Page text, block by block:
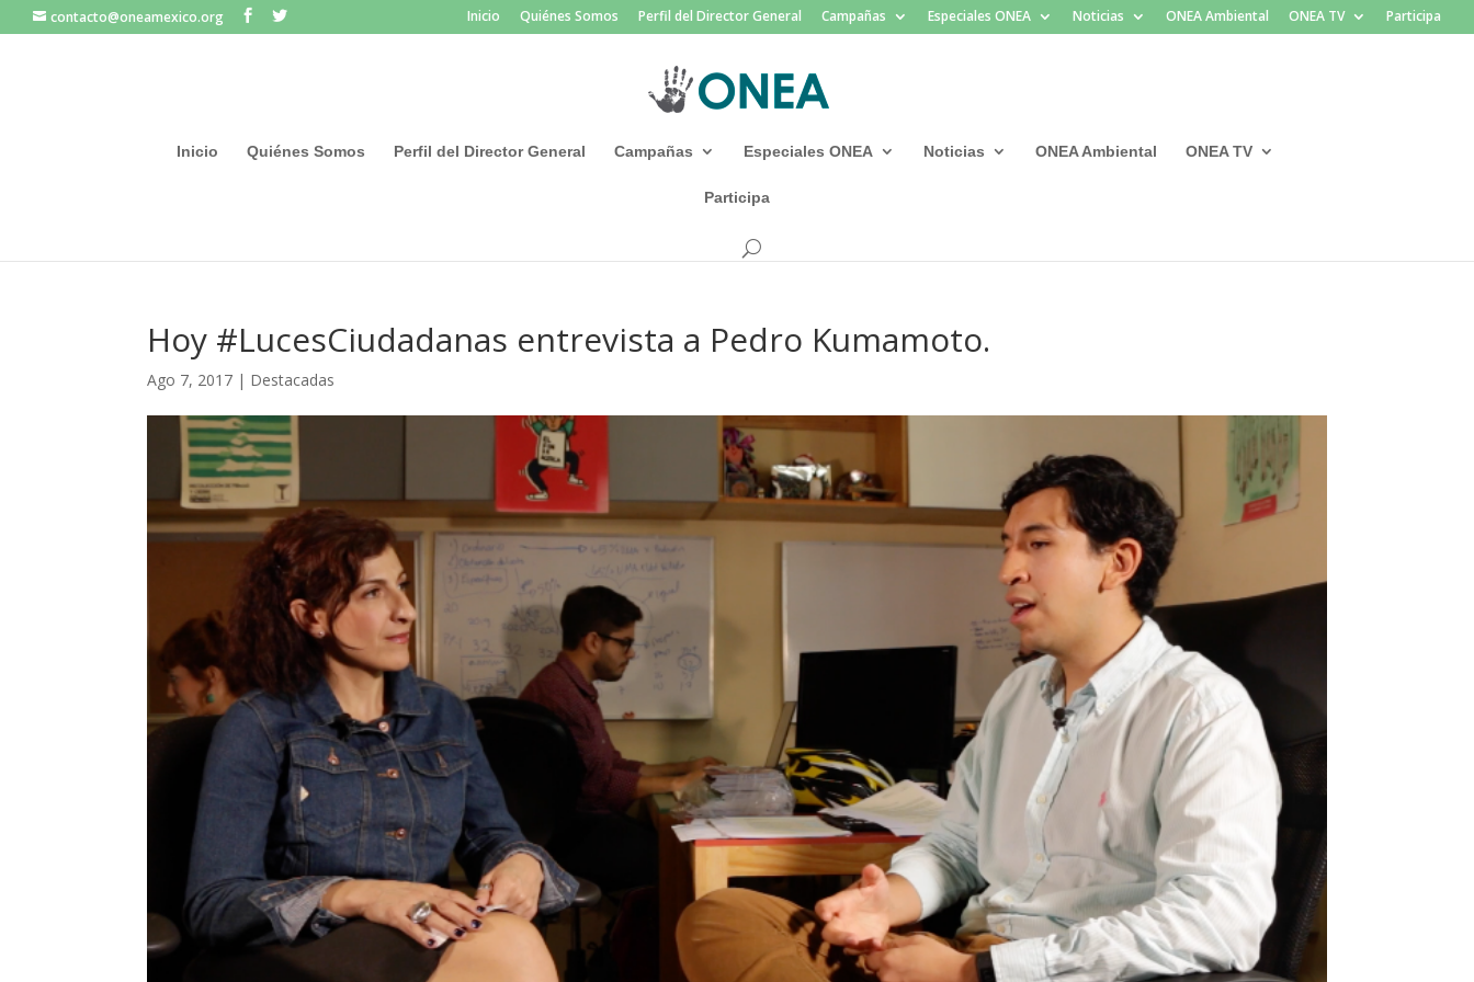
contacto@oneamexico.org Inicio Quiénes Somos Perfil del Director General Campañas Especiales ONEA Noticias ONEA Ambiental ONEA TV Participa
Inicio Quiénes Somos Perfil del Director General Campañas Especiales ONEA Noticias ONEA Ambiental ONEA TV
Participa
Hoy #LucesCiudadanas entrevista a Pedro Kumamoto.
Ago 7, 2017 | Destacadas